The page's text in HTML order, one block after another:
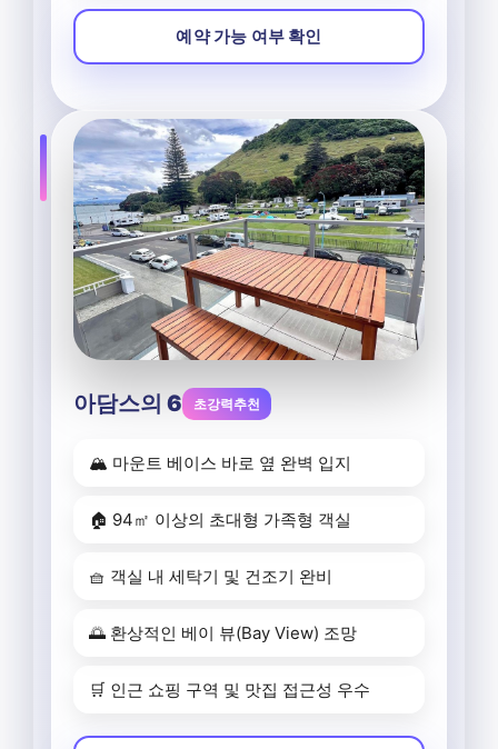
예약 가능 여부 확인
아담스의 6 초강력추천
🏔️ 마운트 베이스 바로 옆 완벽 입지
🏠 94㎡ 이상의 초대형 가족형 객실
🧺 객실 내 세탁기 및 건조기 완비
🌅 환상적인 베이 뷰(Bay View) 조망
🛒 인근 쇼핑 구역 및 맛집 접근성 우수